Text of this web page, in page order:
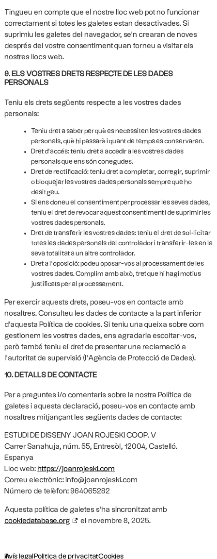
Tingueu en compte que el nostre lloc web pot no funcionar
correctament si totes les galetes estan desactivades. Si
suprimiu les galetes del navegador, se'n crearan de noves
després del vostre consentiment quan torneu a visitar els
nostres llocs web.
9. ELS VOSTRES DRETS RESPECTE DE LES DADES
PERSONALS
Teniu els drets següents respecte a les vostres dades
personals:
Teniu dret a saber per què es necessiten les vostres dades
personals, què hi passarà i quant de temps es conservaran.
Dret d'accés: teniu dret a accedir a les vostres dades
personals que ens són conegudes.
Dret de rectificació: teniu dret a completar, corregir, suprimir
o bloquejar les vostres dades personals sempre que ho
desitgeu.
Si ens doneu el consentiment per processar les seves dades,
teniu el dret de revocar aquest consentiment i de suprimir les
vostres dades personals.
Dret de transferir les vostres dades: teniu el dret de sol·licitar
totes les dades personals del controlador i transferir-les en la
seva totalitat a un altre controlador.
Dret a l'oposició: podeu oposar-vos al processament de les
vostres dades. Complim amb això, tret que hi hagi motius
justificats per al processament.
Per exercir aquests drets, poseu-vos en contacte amb
nosaltres. Consulteu les dades de contacte a la part inferior
d'aquesta Política de cookies. Si teniu una queixa sobre com
gestionem les vostres dades, ens agradaria escoltar-vos,
però també teniu el dret de presentar una reclamació a
l'autoritat de supervisió (l'Agència de Protecció de Dades).
10. DETALLS DE CONTACTE
Per a preguntes i/o comentaris sobre la nostra Política de
galetes i aquesta declaració, poseu-vos en contacte amb
nosaltres mitjançant les següents dades de contacte:
ESTUDI DE DISSENY JOAN ROJESKI COOP. V
Carrer Sanahuja, núm. 55, Entresòl, 12004, Castelló.
Espanya
Lloc web: https://joanrojeski.com
Correu electrònic: info@joanrojeski.com
Número de telèfon: 964065282
Aquesta política de galetes s'ha sincronitzat amb
cookiedatabase.org
el novembre 8, 2025.
In
Avís legal Politica de privacitatCookies